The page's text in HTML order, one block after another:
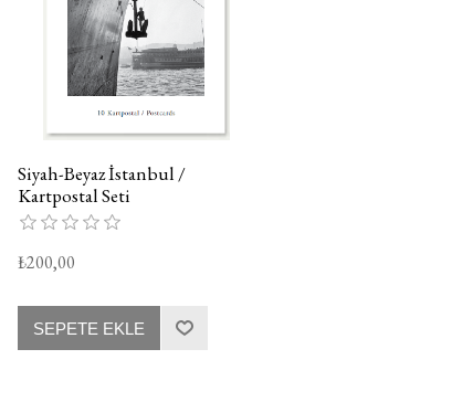
Siyah-Beyaz İstanbul /
Kartpostal Seti
₺200,00
SEPETE EKLE